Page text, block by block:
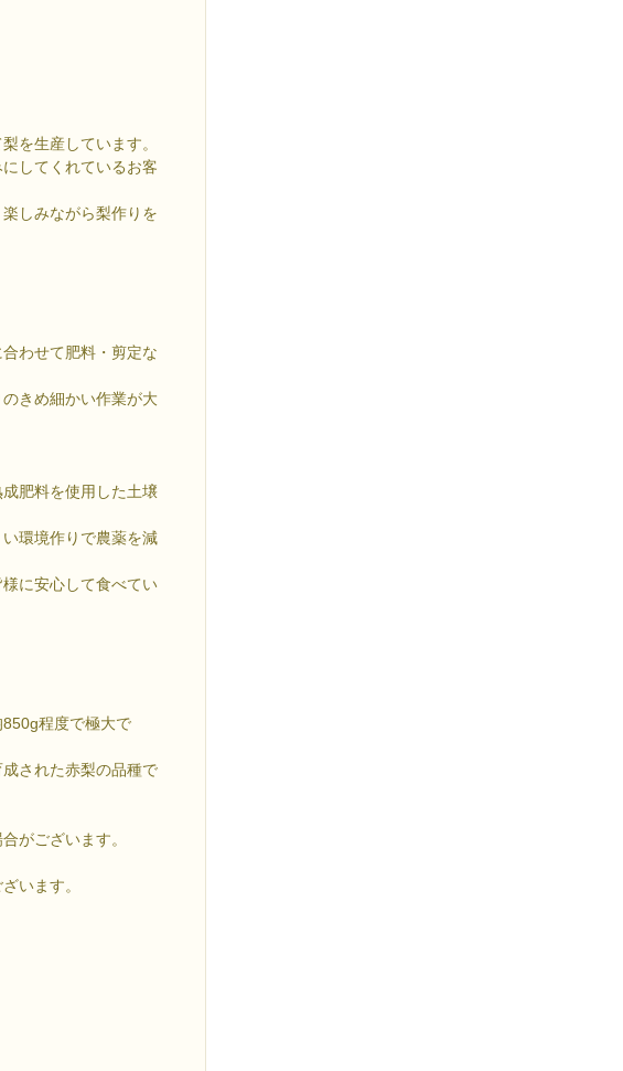
を生産しています。
してくれているお客
しみながら梨作りを
わせて肥料・剪定な
きめ細かい作業が大
肥料を使用した土壌
環境作りで農薬を減
に安心して食べてい
程度で極大で
された赤梨の品種で
がございます。
います。